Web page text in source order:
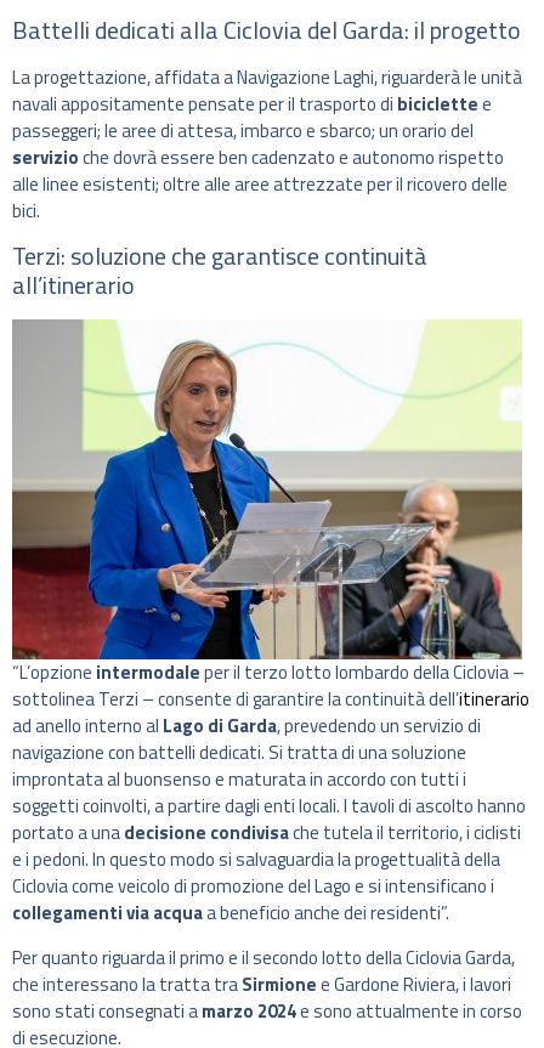
Battelli dedicati alla Ciclovia del Garda: il progetto
La progettazione, affidata a Navigazione Laghi, riguarderà le unità
navali appositamente pensate per il trasporto di biciclettee
passeggeri; le aree di attesa, imbarco e sbarco; un orario del
servizioche dovrà essere ben cadenzato e autonomo rispetto
alle linee esistenti; oltre alle aree attrezzate per il ricovero delle
bici.
Terzi: soluzione che garantisce continuità
all’itinerario
“L’opzione intermodaleper il terzo lotto lombardo della Ciclovia –
sottolinea Terzi – consente di garantire la continuità dell’itinerario
ad anello interno al Lago di Garda, prevedendo un servizio di
navigazione con battelli dedicati. Si tratta di una soluzione
improntata al buonsenso e maturata in accordo con tutti i
soggetti coinvolti, a partire dagli enti locali. I tavoli di ascolto hanno
portato a unadecisione condivisache tutela il territorio, i ciclisti
e i pedoni. In questo modo si salvaguardia la progettualità della
Ciclovia come veicolo di promozione del Lago e si intensificano i
collegamenti via acquaa beneficio anche dei residenti”.
Per quanto riguarda il primo e il secondo lotto della Ciclovia Garda,
che interessano la tratta traSirmionee Gardone Riviera, i lavori
sono stati consegnati amarzo 2024e sono attualmente in corso
di esecuzione.